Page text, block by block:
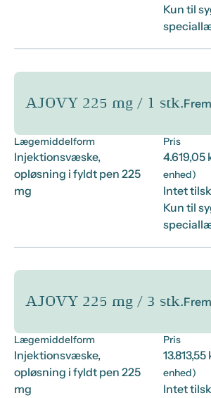
Kun til
AJOVY 225 mg / 1 stk.
Lægemiddelform
Injektionsvæske,
opløsning i fyldt pen 225
mg
Pris
4.619,05
enhed)
Intet
Kun til
AJOVY 225 mg / 3 stk.
Lægemiddelform
Injektionsvæske,
opløsning i fyldt pen 225
mg
Pris
13.813,55
enhed)
Intet